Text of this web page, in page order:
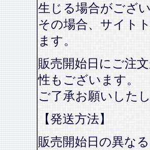
生じる場合がござ
その場合、サイト
ます。
販売開始日にご注
性もございます。
ご了承お願いした
【発送方法】
販売開始日の異な